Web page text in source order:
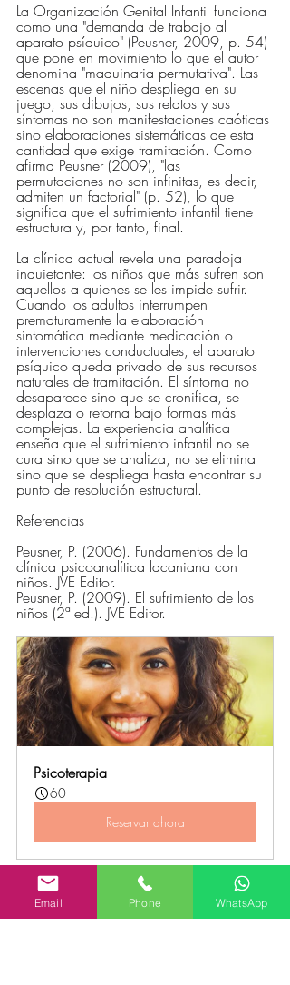
La Organización Genital Infantil funciona
como una "demanda de trabajo al
aparato psíquico" (Peusner, 2009, p. 54)
que pone en movimiento lo que el autor
denomina "maquinaria permutativa". Las
escenas que el niño despliega en su
juego, sus dibujos, sus relatos y sus
síntomas no son manifestaciones caóticas
sino elaboraciones sistemáticas de esta
cantidad que exige tramitación. Como
afirma Peusner (2009), "las
permutaciones no son infinitas, es decir,
admiten un factorial" (p. 52), lo que
significa que el sufrimiento infantil tiene
estructura y, por tanto, final.
La clínica actual revela una paradoja
inquietante: los niños que más sufren son
aquellos a quienes se les impide sufrir.
Cuando los adultos interrumpen
prematuramente la elaboración
sintomática mediante medicación o
intervenciones conductuales, el aparato
psíquico queda privado de sus recursos
naturales de tramitación. El síntoma no
desaparece sino que se cronifica, se
desplaza o retorna bajo formas más
complejas. La experiencia analítica
enseña que el sufrimiento infantil no se
cura sino que se analiza, no se elimina
sino que se despliega hasta encontrar su
punto de resolución estructural.
Referencias
Peusner, P. (2006). Fundamentos de la
clínica psicoanalítica lacaniana con
niños. JVE Editor.
Peusner, P. (2009). El sufrimiento de los
niños (2ª ed.). JVE Editor.
Psicoterapia
60
Reservar ahora
Email Phone WhatsApp